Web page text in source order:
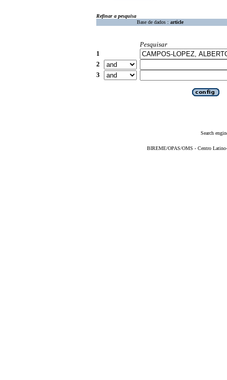
Refinar a pesquisa
Base de dados : article
Pesquisar
1
2
3
Search
BIREME/OPAS/OMS - Centro Latino-